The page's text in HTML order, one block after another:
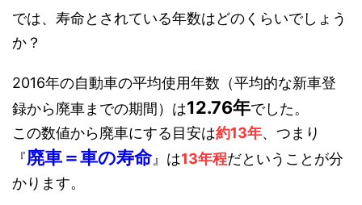
では、寿命とされている年数はどのくらいでしょう
か？
2016年の自動車の平均使用年数（平均的な新車登
録から廃車までの期間）は12.76年でした。
この数値から廃車にする目安は約13年、つまり
『廃車＝車の寿命』は13年程だということが分
かります。